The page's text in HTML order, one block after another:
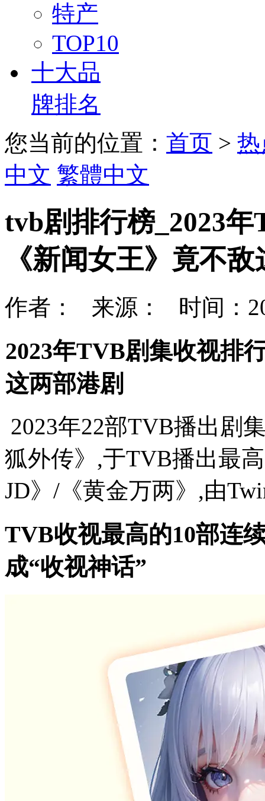
特产
TOP10
十大品
牌排名
您当前的位置： 首页 >
中文 繁體中文
tvb剧排行榜_2023
《新闻女王》竟不
作者： 来源： 时间：
2023年TVB剧集收视排
这两部港剧
2023年22部TVB播出剧
狐外传》,于TVB播出最
JD》/《黄金万两》,由
TVB收视最高的10部连
成“收视神话”